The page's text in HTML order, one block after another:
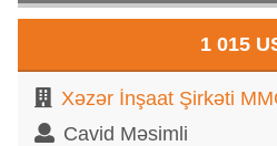
1 015
Xəzər İnşaat Şirkəti
Cavid Məsimli